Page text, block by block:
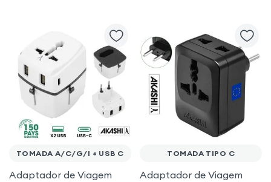
TOMADA A/C/G/I + USB C
Adaptador de Viagem
TOMADA TIPO C
Adaptador de Viagem